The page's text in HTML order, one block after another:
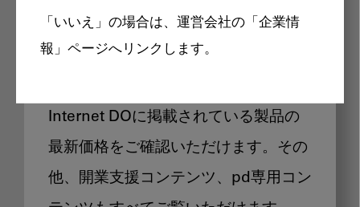
「いいえ」の場合は、運営会社の「企業情
報」ページへリンクします。
製品価格も閲覧可能
Internet DOに掲載されている製品の
最新価格をご確認いただけます。その
他、開業支援コンテンツ、pd専用コン